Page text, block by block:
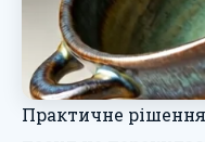
Практичне